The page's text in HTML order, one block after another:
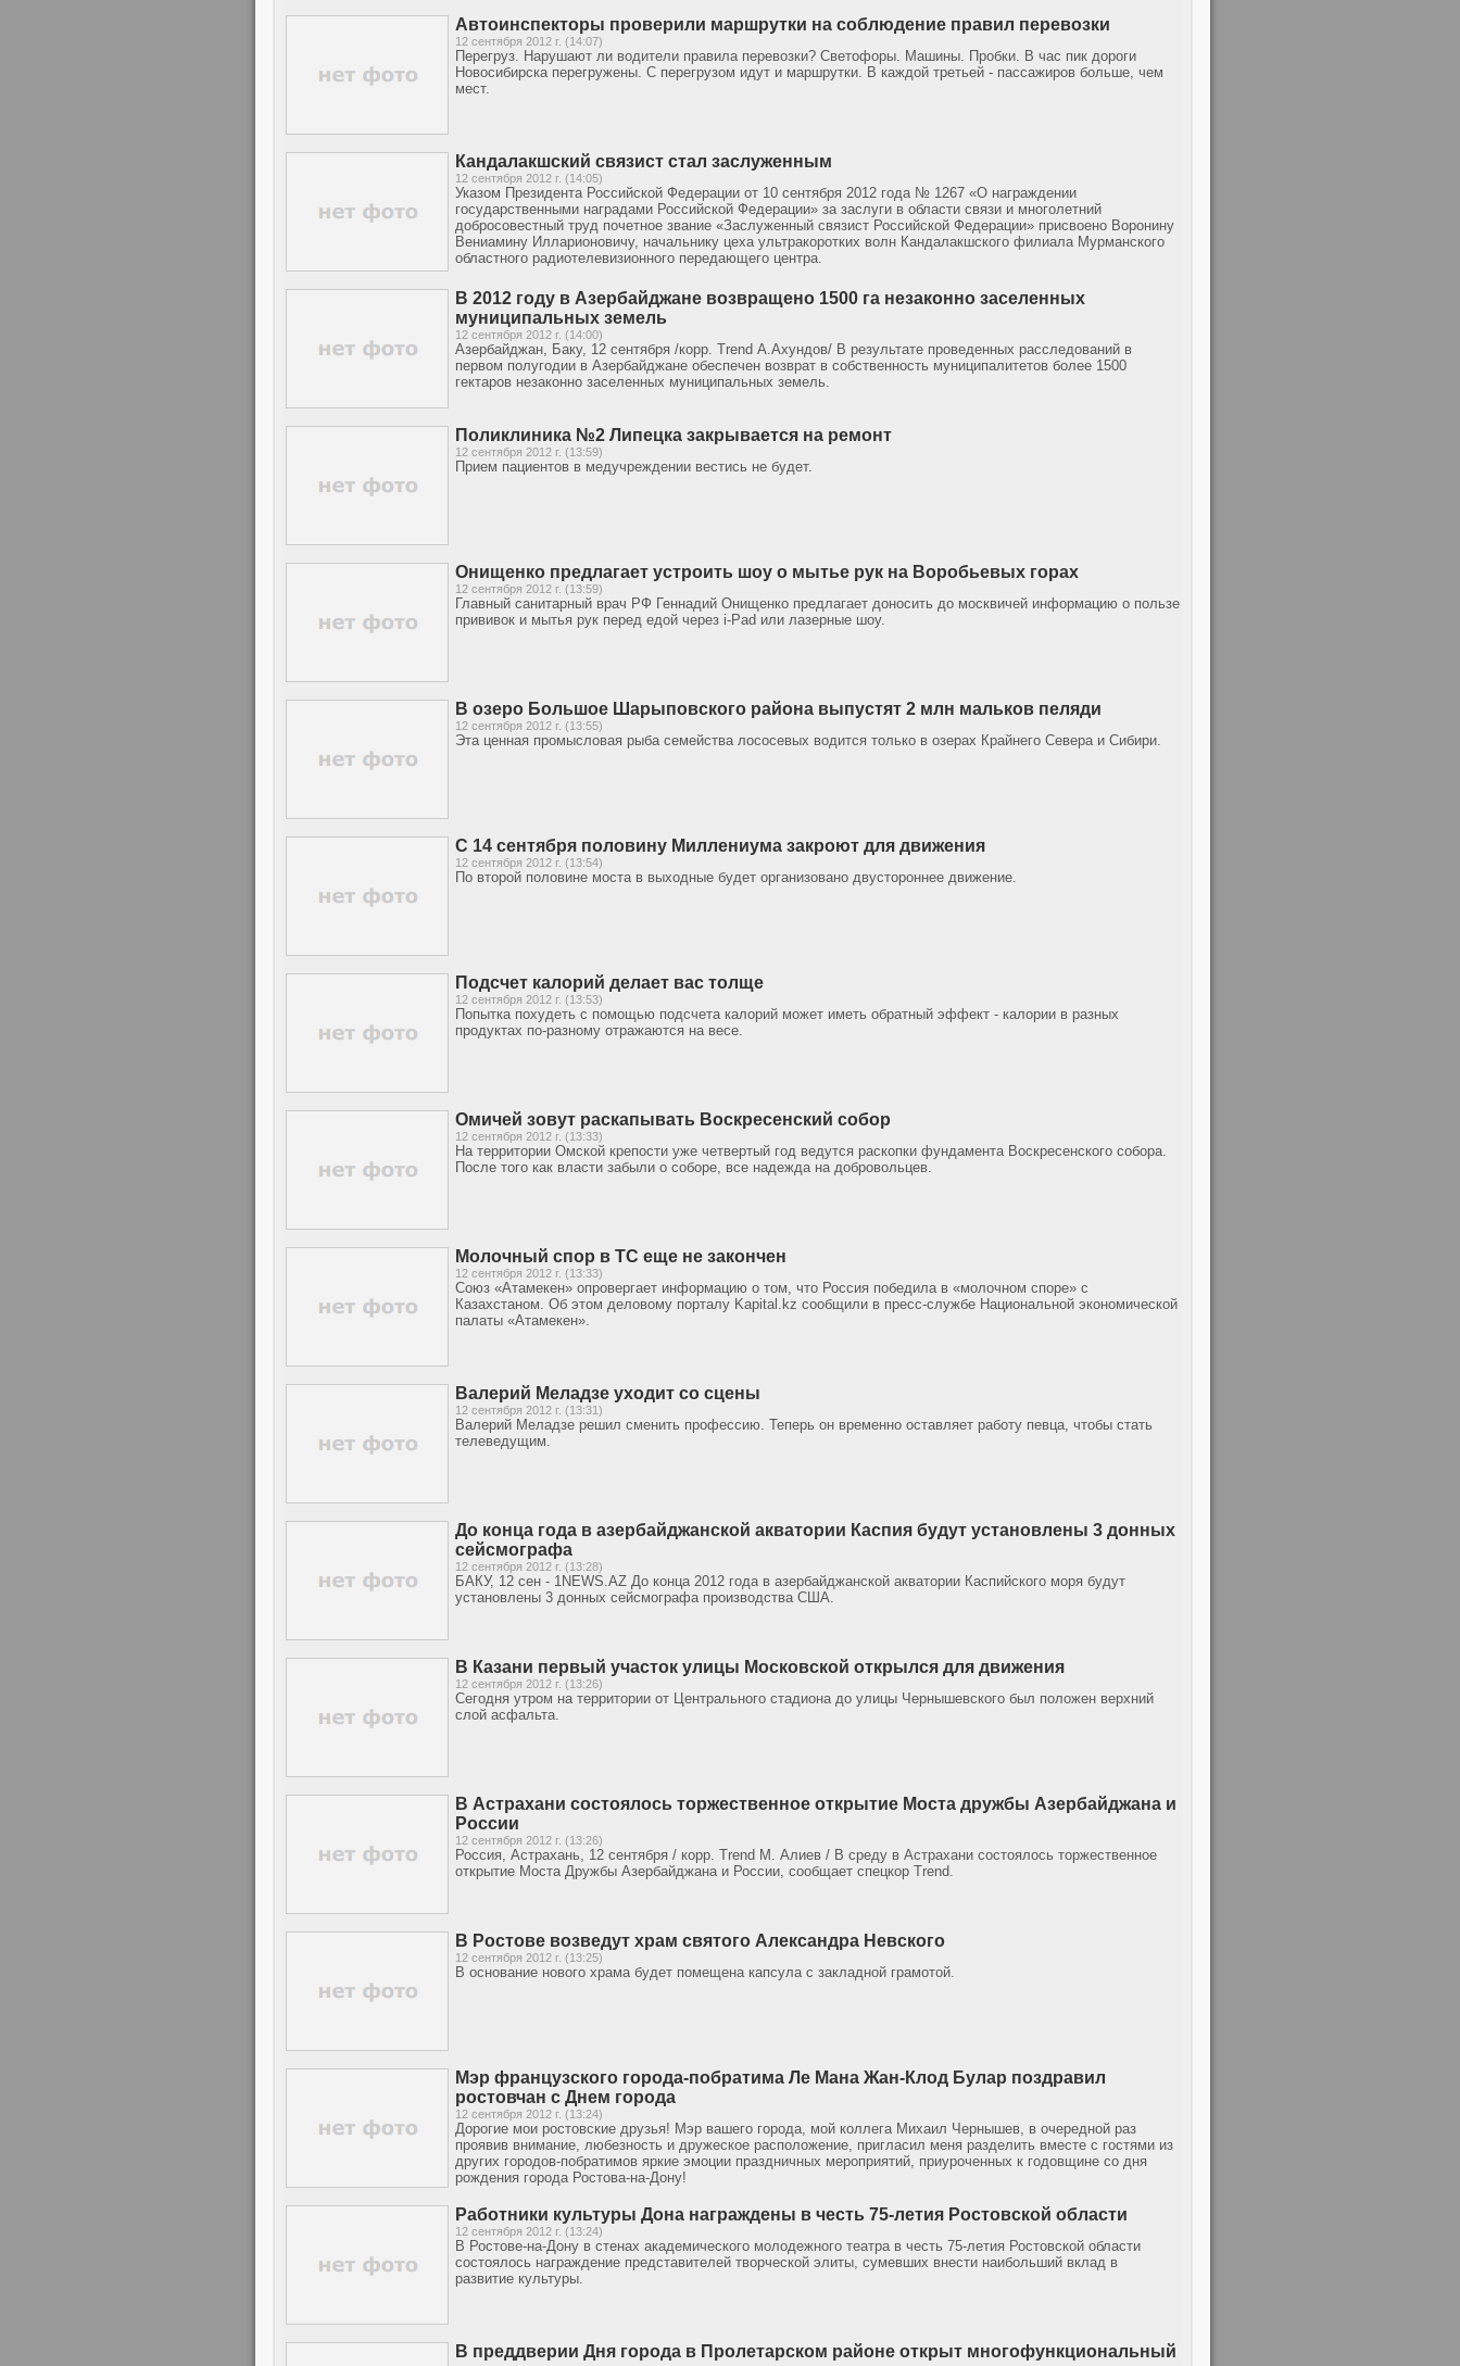
Автоинспекторы проверили маршрутки на соблюдение правил перевозки
12 сентября 2012 г. (14:07)
Перегруз. Нарушают ли водители правила перевозки? Светофоры. Машины. Пробки. В час пик дороги
Новосибирска перегружены. С перегрузом идут и маршрутки. В каждой третьей - пассажиров больше, чем
мест.
Кандалакшский связист стал заслуженным
12 сентября 2012 г. (14:05)
Указом Президента Российской Федерации от 10 сентября 2012 года № 1267 «О награждении
государственными наградами Российской Федерации» за заслуги в области связи и многолетний
добросовестный труд почетное звание «Заслуженный связист Российской Федерации» присвоено Воронину
Вениамину Илларионовичу, начальнику цеха ультракоротких волн Кандалакшского филиала Мурманского
областного радиотелевизионного передающего центра.
В 2012 году в Азербайджане возвращено 1500 га незаконно заселенных
муниципальных земель
12 сентября 2012 г. (14:00)
Азербайджан, Баку, 12 сентября /корр. Trend А.Ахундов/ В результате проведенных расследований в
первом полугодии в Азербайджане обеспечен возврат в собственность муниципалитетов более 1500
гектаров незаконно заселенных муниципальных земель.
Поликлиника №2 Липецка закрывается на ремонт
12 сентября 2012 г. (13:59)
Прием пациентов в медучреждении вестись не будет.
Онищенко предлагает устроить шоу о мытье рук на Воробьевых горах
12 сентября 2012 г. (13:59)
Главный санитарный врач РФ Геннадий Онищенко предлагает доносить до москвичей информацию о пользе
прививок и мытья рук перед едой через i-Pad или лазерные шоу.
В озеро Большое Шарыповского района выпустят 2 млн мальков пеляди
12 сентября 2012 г. (13:55)
Эта ценная промысловая рыба семейства лососевых водится только в озерах Крайнего Севера и Сибири.
С 14 сентября половину Миллениума закроют для движения
12 сентября 2012 г. (13:54)
По второй половине моста в выходные будет организовано двустороннее движение.
Подсчет калорий делает вас толще
12 сентября 2012 г. (13:53)
Попытка похудеть с помощью подсчета калорий может иметь обратный эффект - калории в разных
продуктах по-разному отражаются на весе.
Омичей зовут раскапывать Воскресенский собор
12 сентября 2012 г. (13:33)
На территории Омской крепости уже четвертый год ведутся раскопки фундамента Воскресенского собора.
После того как власти забыли о соборе, все надежда на добровольцев.
Молочный спор в ТС еще не закончен
12 сентября 2012 г. (13:33)
Союз «Атамекен» опровергает информацию о том, что Россия победила в «молочном споре» с
Казахстаном. Об этом деловому порталу Kapital.kz сообщили в пресс-службе Национальной экономической
палаты «Атамекен».
Валерий Меладзе уходит со сцены
12 сентября 2012 г. (13:31)
Валерий Меладзе решил сменить профессию. Теперь он временно оставляет работу певца, чтобы стать
телеведущим.
До конца года в азербайджанской акватории Каспия будут установлены 3 донных
сейсмографа
12 сентября 2012 г. (13:28)
БАКУ, 12 сен - 1NEWS.AZ До конца 2012 года в азербайджанской акватории Каспийского моря будут
установлены 3 донных сейсмографа производства США.
В Казани первый участок улицы Московской открылся для движения
12 сентября 2012 г. (13:26)
Сегодня утром на территории от Центрального стадиона до улицы Чернышевского был положен верхний
слой асфальта.
В Астрахани состоялось торжественное открытие Моста дружбы Азербайджана и
России
12 сентября 2012 г. (13:26)
Россия, Астрахань, 12 сентября / корр. Trend М. Алиев / В среду в Астрахани состоялось торжественное
открытие Моста Дружбы Азербайджана и России, сообщает спецкор Trend.
В Ростове возведут храм святого Александра Невского
12 сентября 2012 г. (13:25)
В основание нового храма будет помещена капсула с закладной грамотой.
Мэр французского города-побратима Ле Мана Жан-Клод Булар поздравил
ростовчан с Днем города
12 сентября 2012 г. (13:24)
Дорогие мои ростовские друзья! Мэр вашего города, мой коллега Михаил Чернышев, в очередной раз
проявив внимание, любезность и дружеское расположение, пригласил меня разделить вместе с гостями из
других городов-побратимов яркие эмоции праздничных мероприятий, приуроченных к годовщине со дня
рождения города Ростова-на-Дону!
Работники культуры Дона награждены в честь 75-летия Ростовской области
12 сентября 2012 г. (13:24)
В Ростове-на-Дону в стенах академического молодежного театра в честь 75-летия Ростовской области
состоялось награждение представителей творческой элиты, сумевших внести наибольший вклад в
развитие культуры.
В преддверии Дня города в Пролетарском районе открыт многофункциональный